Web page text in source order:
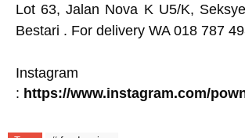
Lot 63, Jalan Nova K U5/K,
Bestari . For delivery WA 018 787
Instagram
: https://www.instagram.com/